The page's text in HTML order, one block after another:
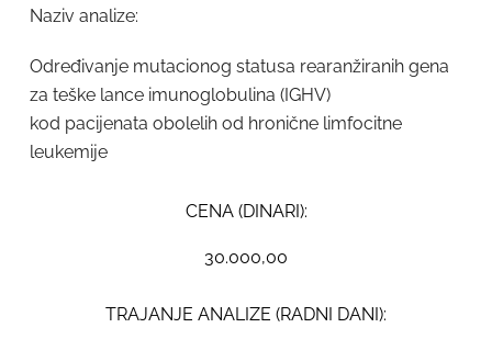
Naziv analize:
Određivanje mutacionog statusa rearanžiranih gena
za teške lance imunoglobulina (IGHV)
kod pacijenata obolelih od hronične limfocitne
leukemije
CENA (DINARI):
30.000,00
TRAJANJE ANALIZE (RADNI DANI):